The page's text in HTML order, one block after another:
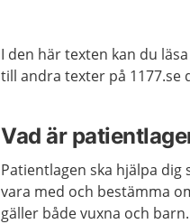
I den här texten kan du
till andra texter på 1177.se
Vad är
Patientlagen ska hjälpa
vara med och bestämma
gäller både vuxna och barn.